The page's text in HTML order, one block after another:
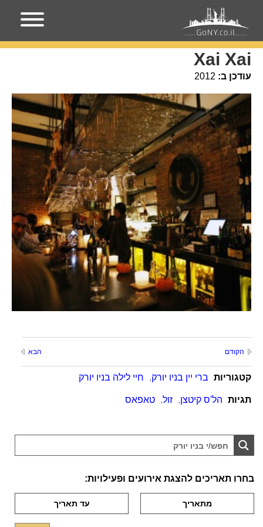
עמוד הבית מקומות בניו-יורק
Xai Xai
עודכן ב: 2012
הקודם הבא
קטגוריות ברי יין בניו יורק, חיי לילה בניו יורק
תגיות הל'ס קיטצן, זול, טאפאס
בחרו תאריכים להצגת אירועים ופעילויות: